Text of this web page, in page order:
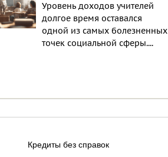
Уровень доходов учителей
долгое время оставался
одной из самых болезненных
точек социальной сферы....
Кредиты без справок